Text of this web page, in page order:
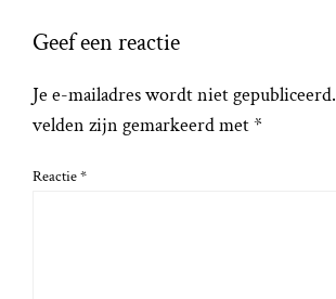
Geef een reactie
Je e-mailadres wordt niet gepubliceerd.
velden zijn gemarkeerd met*
Reactie*